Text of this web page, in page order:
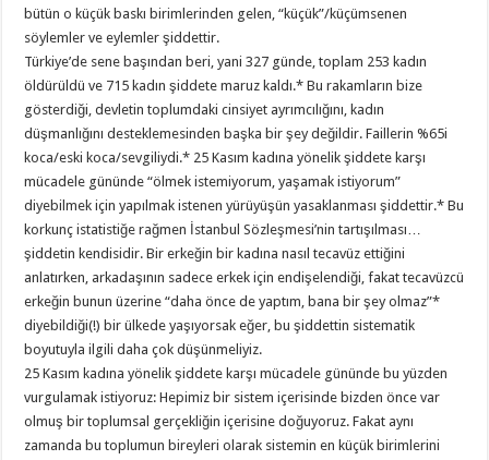
bütün o küçük baskı birimlerinden gelen, “küçük”/küçümsenen
söylemler ve eylemler şiddettir.
Türkiye’de sene başından beri, yani 327 günde, toplam 253 kadın
öldürüldü ve 715 kadın şiddete maruz kaldı.* Bu rakamların bize
gösterdiği, devletin toplumdaki cinsiyet ayrımcılığını, kadın
düşmanlığını desteklemesinden başka bir şey değildir. Faillerin %65i
koca/eski koca/sevgiliydi.* 25 Kasım kadına yönelik şiddete karşı
mücadele gününde “ölmek istemiyorum, yaşamak istiyorum”
diyebilmek için yapılmak istenen yürüyüşün yasaklanması şiddettir.* Bu
korkunç istatistiğe rağmen İstanbul Sözleşmesi’nin tartışılması…
şiddetin kendisidir. Bir erkeğin bir kadına nasıl tecavüz ettiğini
anlatırken, arkadaşının sadece erkek için endişelendiği, fakat tecavüzcü
erkeğin bunun üzerine “daha önce de yaptım, bana bir şey olmaz”*
diyebildiği(!) bir ülkede yaşıyorsak eğer, bu şiddettin sistematik
boyutuyla ilgili daha çok düşünmeliyiz.
25 Kasım kadına yönelik şiddete karşı mücadele gününde bu yüzden
vurgulamak istiyoruz: Hepimiz bir sistem içerisinde bizden önce var
olmuş bir toplumsal gerçekliğin içerisine doğuyoruz. Fakat aynı
zamanda bu toplumun bireyleri olarak sistemin en küçük birimlerini